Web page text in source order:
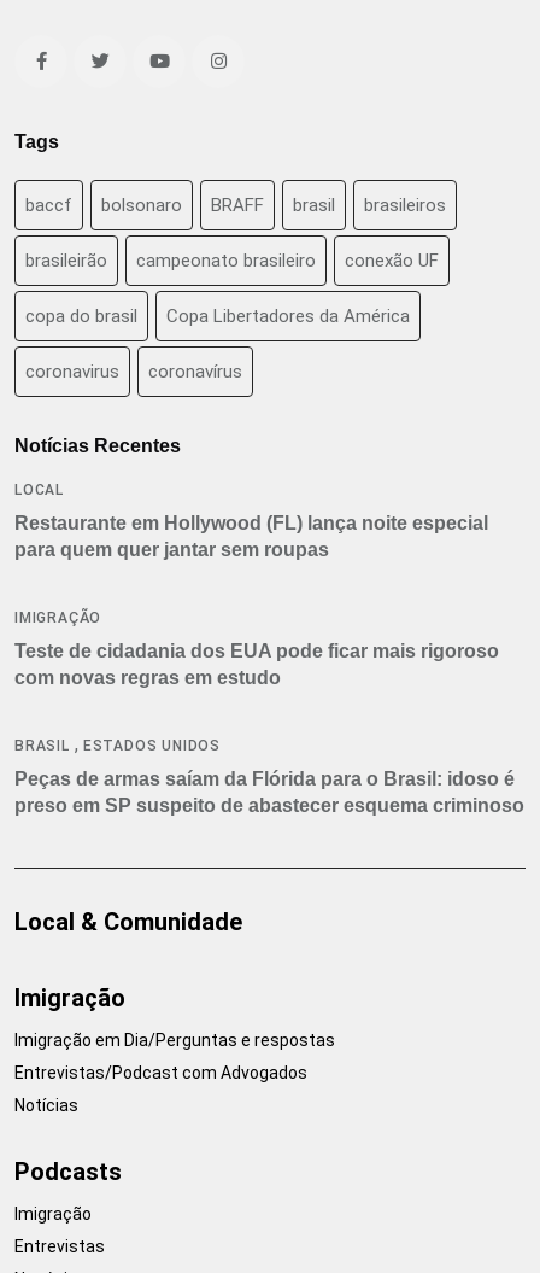
Tags
baccf bolsonaro BRAFF brasil brasileiros
brasileirão campeonato brasileiro conexão UF
copa do brasil Copa Libertadores da América
coronavirus coronavírus
Notícias Recentes
LOCAL
Restaurante em Hollywood (FL) lança noite especial
para quem quer jantar sem roupas
IMIGRAÇÃO
Teste de cidadania dos EUA pode ficar mais rigoroso
com novas regras em estudo
BRASIL , ESTADOS UNIDOS
Peças de armas saíam da Flórida para o Brasil: idoso é
preso em SP suspeito de abastecer esquema criminoso
Local & Comunidade
Imigração
Imigração em Dia/Perguntas e respostas
Entrevistas/Podcast com Advogados
Notícias
Podcasts
Imigração
Entrevistas